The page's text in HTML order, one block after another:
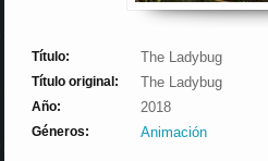
Título: The Ladybug
Título original: The Ladybug
Año: 2018
Géneros: Animación